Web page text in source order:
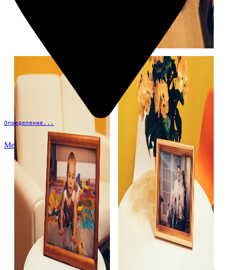
Определение...
Меню